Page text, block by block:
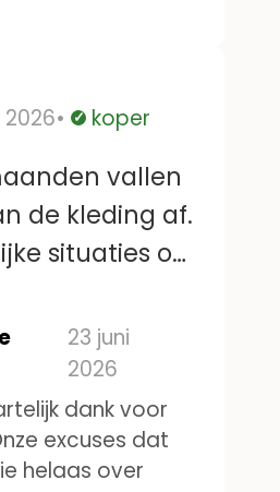
Geverifieerd
koper
vallen
de kleding af.
situaties op
in het
in het
23 juni
2026
dank voor
excuses dat
helaas over